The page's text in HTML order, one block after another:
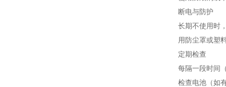
断电与防护
长期不使用时，
用防尘罩或塑料
定期检查
每隔一段时间（
检查电池（如有